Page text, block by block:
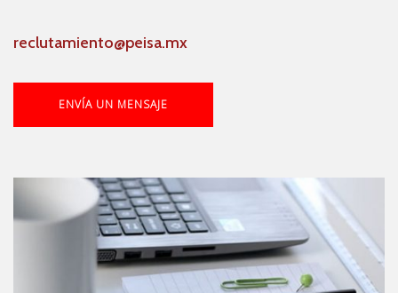
reclutamiento@peisa.mx
ENVÍA UN MENSAJE